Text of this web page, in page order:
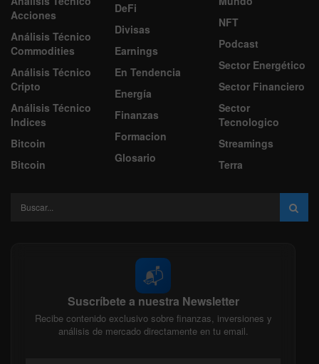
Acciones
Análisis Técnico
Commodities
Análisis Técnico
Cripto
Análisis Técnico
Indices
Bitcoin
Bitcoin
DeFi
Divisas
Earnings
En Tendencia
Energía
Finanzas
Formacion
Glosario
NFT
Podcast
Sector Energético
Sector Financiero
Sector
Tecnologico
Streamings
Terra
📬
Suscríbete a nuestra Newsletter
Recibe contenido exclusivo sobre finanzas, inversiones y
análisis de mercado directamente en tu email.